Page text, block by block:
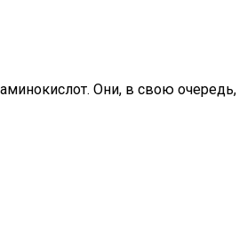
Они, в свою очередь,